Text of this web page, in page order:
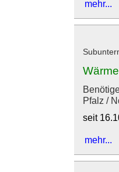
mehr...
Pfalz /
seit
mehr...